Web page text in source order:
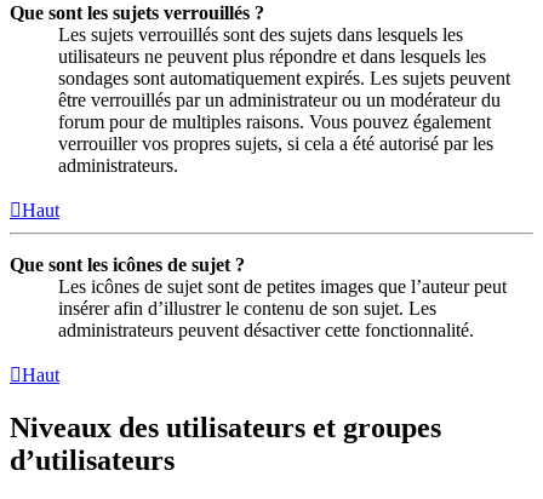
Que sont les sujets verrouillés ?
Les sujets verrouillés sont des sujets dans lesquels les
utilisateurs ne peuvent plus répondre et dans lesquels les
sondages sont automatiquement expirés. Les sujets peuvent
être verrouillés par un administrateur ou un modérateur du
forum pour de multiples raisons. Vous pouvez également
verrouiller vos propres sujets, si cela a été autorisé par les
administrateurs.
Haut
Que sont les icônes de sujet ?
Les icônes de sujet sont de petites images que l’auteur peut
insérer afin d’illustrer le contenu de son sujet. Les
administrateurs peuvent désactiver cette fonctionnalité.
Haut
Niveaux des utilisateurs et groupes
d’utilisateurs